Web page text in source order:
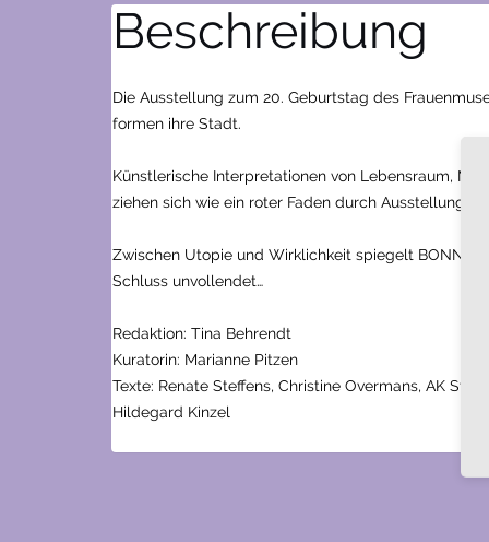
Beschreibung
Die Ausstellung zum 20. Geburtstag des
formen ihre Stadt.
Künstlerische Interpretationen von Lebensraum,
ziehen sich wie ein roter Faden durch Ausstellung
Zwischen Utopie und Wirklichkeit spiegelt
Schluss unvollendet…
Redaktion: Tina Behrendt
Kuratorin: Marianne Pitzen
Texte: Renate Steffens, Christine Overmans, AK
Hildegard Kinzel